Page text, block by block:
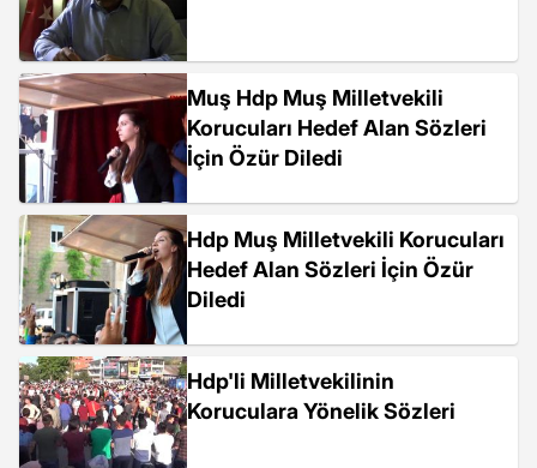
Muş Hdp Muş Milletvekili
Korucuları Hedef Alan Sözleri
İçin Özür Diledi
Hdp Muş Milletvekili Korucuları
Hedef Alan Sözleri İçin Özür
Diledi
Hdp'li Milletvekilinin
Koruculara Yönelik Sözleri